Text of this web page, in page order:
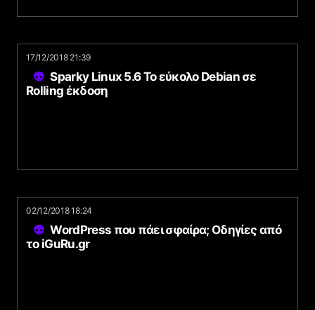
17/12/2018 21:39
Sparky Linux 5.6 Το εύκολο Debian σε
Rolling έκδοση
02/12/2018 18:24
WordPress που πάει σφαίρα; Οδηγίες από
το iGuRu.gr